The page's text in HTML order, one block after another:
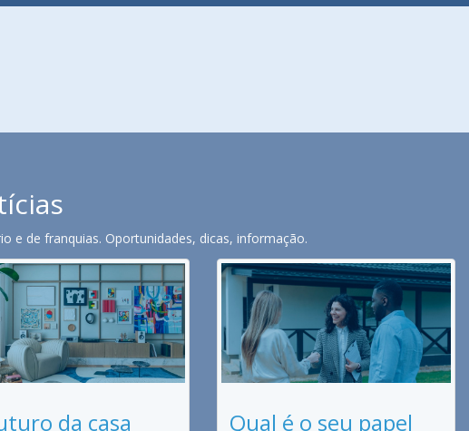
e de franquias. Oportunidades, dicas, informação.
da casa Qual é o seu papel